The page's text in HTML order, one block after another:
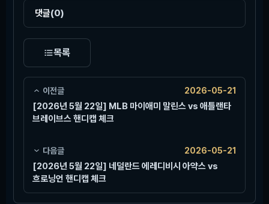
댓글(0)
목록
이전글 2026-05-21
[2026년 5월 22일] MLB 마이애미 말린스 vs 애틀랜타
브레이브스 핸디캡 체크
다음글 2026-05-21
[2026년 5월 22일] 네덜란드 에레디비시 아약스 vs
흐로닝언 핸디캡 체크